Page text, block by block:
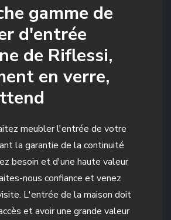
gamme de
d'entrée
de Riflessi,
en verre,
meubler l'entrée de votre
la garantie de la continuité
besoin et d'une haute valeur
nous confiance et venez
L'entrée de la maison doit
et avoir une grande valeur